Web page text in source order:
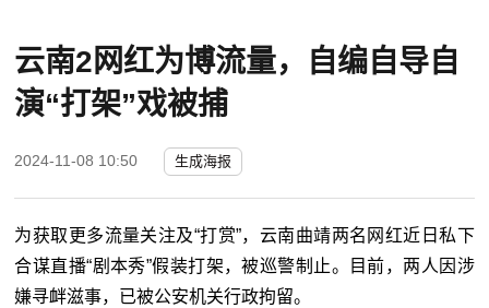
云南2网红为博流量，自编自导自
演“打架”戏被捕
2024-11-08 10:50 生成海报
为获取更多流量关注及“打赏”，云南曲靖两名网红近日私下
合谋直播“剧本秀”假装打架，被巡警制止。目前，两人因涉
嫌寻衅滋事，已被公安机关行政拘留。